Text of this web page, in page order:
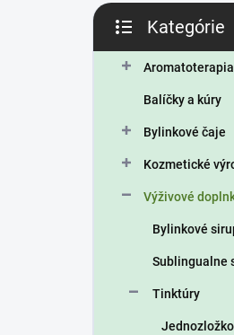
B
č
kategórie
Kategórie
Aromatoterapia
Balíčky a kúry
Bylinkové čaje
Kozmetické
Výživové
Bylinkové
Sublingualne
Tinktúry